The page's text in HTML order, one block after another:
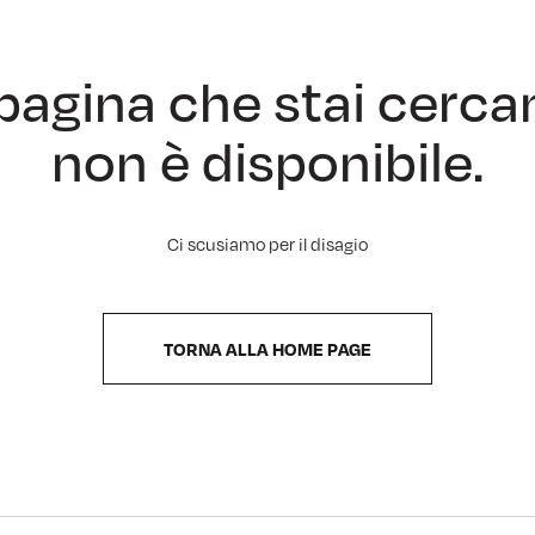
che stai
non è disponibile.
Ci scusiamo per il disagio
TORNA ALLA HOME PAGE